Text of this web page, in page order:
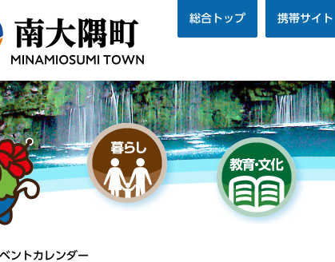
総合トップ 携帯サイト
ントカレンダー